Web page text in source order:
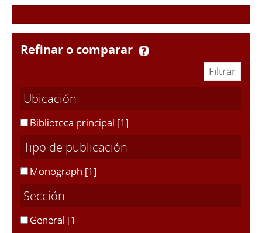
refinar o comparar
Ubicación
Biblioteca principal [1]
Tipo de publicación
Monograph [1]
Sección
General [1]